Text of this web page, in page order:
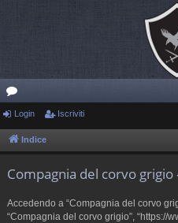
or
u
Login Iscriviti
Indice
Compagnia del corvo grigio
Accedendo a “Compagnia del corvo
“Compagnia del corvo grigio”, “https://